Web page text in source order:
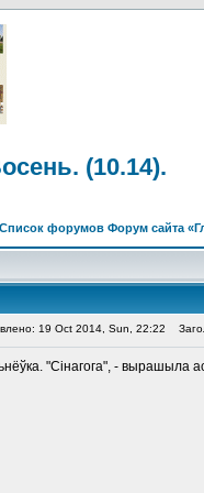
(10.14).
Список форумов Форум сайта
19 Oct 2014, Sun, 22:22
"Сінагога", - вырашыла